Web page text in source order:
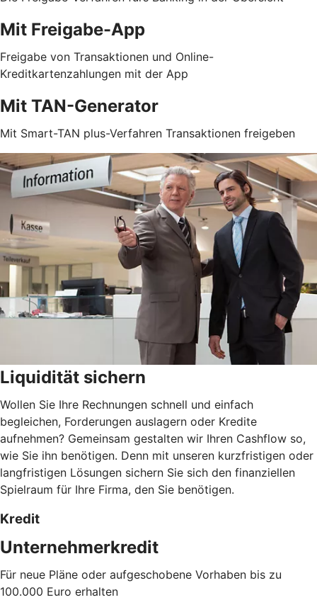
Mit Freigabe-App
Freigabe von Transaktionen und Online-
Kreditkartenzahlungen mit der App
Mit TAN-Generator
Mit Smart-TAN plus-Verfahren Transaktionen freigeben
Liquidität sichern
Wollen Sie Ihre Rechnungen schnell und einfach
begleichen, Forderungen auslagern oder Kredite
aufnehmen? Gemeinsam gestalten wir Ihren Cashflow so,
wie Sie ihn benötigen. Denn mit unseren kurzfristigen oder
langfristigen Lösungen sichern Sie sich den finanziellen
Spielraum für Ihre Firma, den Sie benötigen.
Kredit
Unternehmerkredit
Für neue Pläne oder aufgeschobene Vorhaben bis zu
100.000 Euro erhalten